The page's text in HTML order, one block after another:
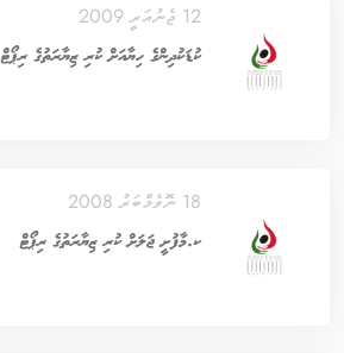
12 ޖެނުއަރީ 2009
ކުޑަކުދިންގެ ހިޔާއަށް ކުރި ޒިޔާރަތުގެ ރިޕޯޓް
18 ނޮވެމްބަރު 2008
ކ.މާފުށީ ޖަލަށް ކުރި ޒިޔާރަތުގެ ރިޕޯޓް